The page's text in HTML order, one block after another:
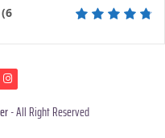
(6
- All Right Reserved